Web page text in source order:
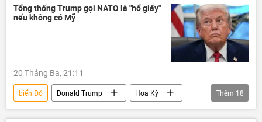
Trung Đông
Hoa Kỳ
Israel
xung đột
Tổng thống Trump gọi NATO là "hổ giấy"
nếu không có Mỹ
20 Tháng Ba, 21:11
biển Đỏ Donald Trump
Hoa Kỳ
NATO
thông tin
eo biển Hormuz
Thêm 18